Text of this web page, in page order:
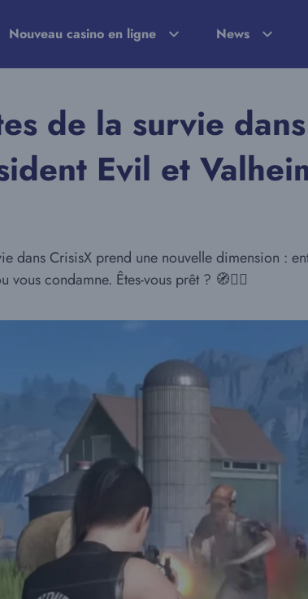
Nouveau casino en ligne News
de la survie
Evil et
dans CrisisX prend une nouvelle dimension :
condamne. Êtes-vous prêt ? 🧭🧟‍♂️